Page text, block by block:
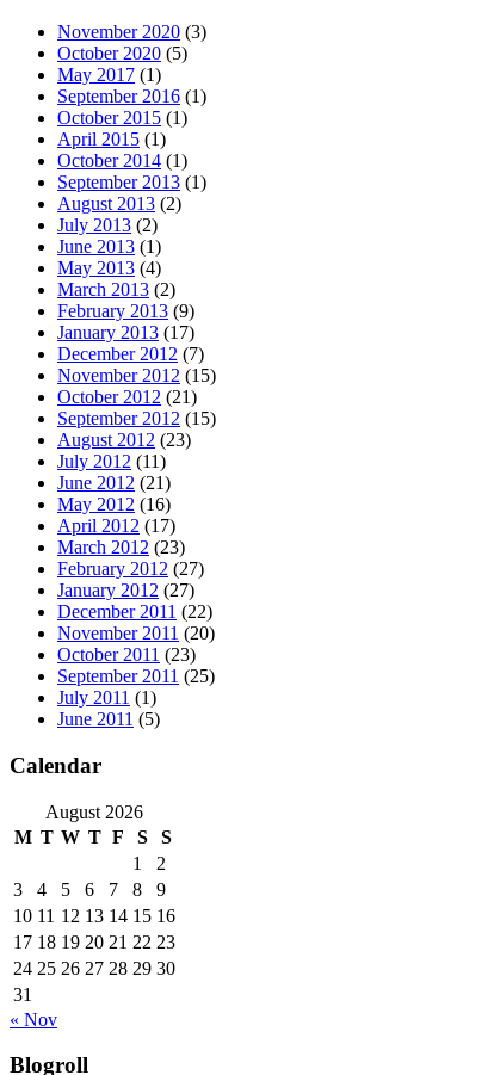
November 2020 (3)
October 2020 (5)
May 2017 (1)
September 2016 (1)
October 2015 (1)
April 2015 (1)
October 2014 (1)
September 2013 (1)
August 2013 (2)
July 2013 (2)
June 2013 (1)
May 2013 (4)
March 2013 (2)
February 2013 (9)
January 2013 (17)
December 2012 (7)
November 2012 (15)
October 2012 (21)
September 2012 (15)
August 2012 (23)
July 2012 (11)
June 2012 (21)
May 2012 (16)
April 2012 (17)
March 2012 (23)
February 2012 (27)
January 2012 (27)
December 2011 (22)
November 2011 (20)
October 2011 (23)
September 2011 (25)
July 2011 (1)
June 2011 (5)
Calendar
August 2026
M T W T F S
S
1
2
3
4 5 6 7 8
9
10 11 12 13 14 15 16
17 18 19 20 21 22 23
24 25 26 27 28 29 30
31
« Nov
Blogroll